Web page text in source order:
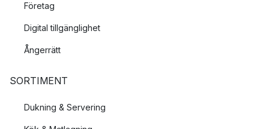
Företag
Digital tillgänglighet
Ångerrätt
SORTIMENT
Dukning & Servering